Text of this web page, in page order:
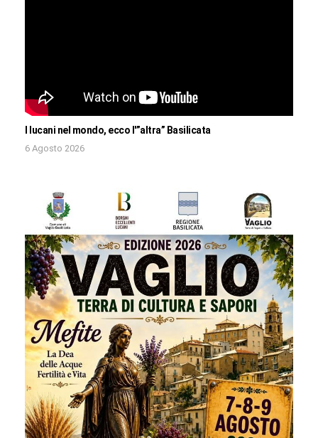
I lucani nel mondo, ecco l'”altra” Basilicata
6 Agosto 2026